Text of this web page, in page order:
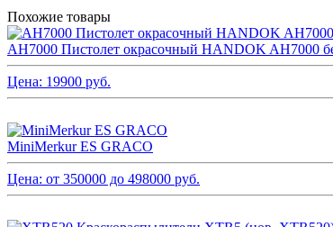
Похожие товары
AH7000 Пистолет окрасочный HANDOK AH7000
Цена: 19900 руб.
MiniMerkur ES GRACO
Цена: от 350000 до 498000 руб.